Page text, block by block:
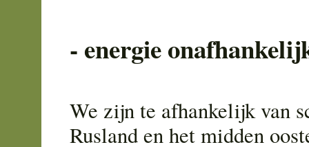
- energie
We zijn te afhankelijk van
Rusland en het midden